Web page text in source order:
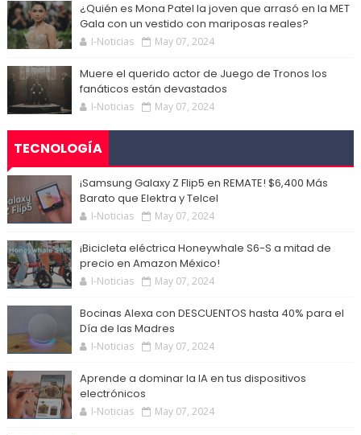
¿Quién es Mona Patel la joven que arrasó en la MET
Gala con un vestido con mariposas reales?
I-Noticias May 07, 2024
Muere el querido actor de Juego de Tronos los
fanáticos están devastados
I-Noticias May 07, 2024
TECNOLOGÍA
¡Samsung Galaxy Z Flip5 en REMATE! $6,400 Más
Barato que Elektra y Telcel
I-Noticias May 07, 2024
¡Bicicleta eléctrica Honeywhale S6-S a mitad de
precio en Amazon México!
I-Noticias May 07, 2024
Bocinas Alexa con DESCUENTOS hasta 40% para el
Día de las Madres
I-Noticias May 07, 2024
Aprende a dominar la IA en tus dispositivos
electrónicos
I-Noticias May 07, 2024